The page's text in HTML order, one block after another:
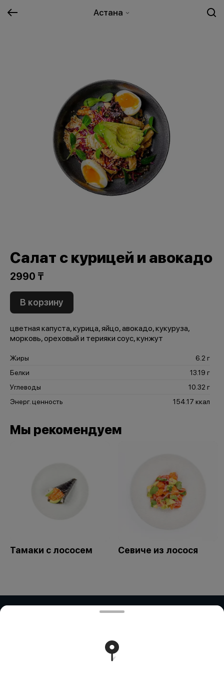
Астана
Салат с курицей и авокадо
2990 ₸
В корзину
цветная капуста, курица, яйцо, авокадо, кукуруза,
морковь, ореховый и терияки соус, кунжут
Жиры
6.2 г
Белки
13.19 г
Углеводы
10.32 г
Энерг. ценность
154.17 ккал
Мы рекомендуем
Тамаки с лососем Севиче из лосося
ИП Дубинина / ИП Збирун / ИП ART
БИН:871015450730 ИП ART COR - БИН:970312451058
Работает на эффективном ядре